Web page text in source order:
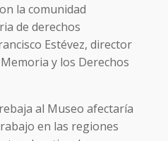
la comunidad
de derechos
Estévez, director
y los Derechos
al Museo afectaría
en las regiones